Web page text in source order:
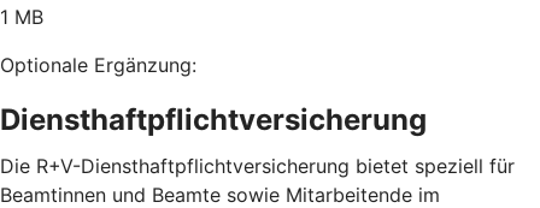
1 MB
Optionale Ergänzung:
Diensthaftpflichtversicherung
Die R+V-Diensthaftpflichtversicherung bietet speziell für
Beamtinnen und Beamte sowie Mitarbeitende im